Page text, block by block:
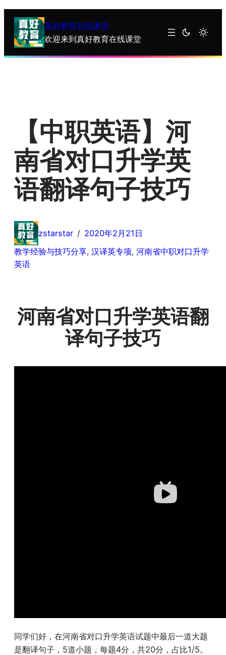
跳
真好教育在线课堂
欢迎来到真好教育在线课堂
【中职英语】河
南省对口升学英
语翻译句子技巧
zstarstar / 2020年2月21日
教学经验与技巧分享, 汉译英专项, 河南省中职对口升学
英语
河南省对口升学英语翻
译句子技巧
同学们好，在河南省对口升学英语试题中最后一道大题
是翻译句子， 5道小题，每题4分，共20分，占比1/5。